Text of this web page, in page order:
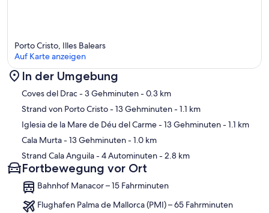
Karte
Porto Cristo, Illes Balears
Auf Karte anzeigen
In der Umgebung
Coves del Drac- 3 Gehminuten- 0.3 km
Strand von Porto Cristo- 13 Gehminuten- 1.1 km
Iglesia de la Mare de Déu del Carme- 13 Gehminuten- 1.1 km
Cala Murta- 13 Gehminuten- 1.0 km
Strand Cala Anguila- 4 Autominuten- 2.8 km
Fortbewegung vor Ort
Bahnhof Manacor – 15 Fahrminuten
Flughafen Palma de Mallorca (PMI) – 65 Fahrminuten